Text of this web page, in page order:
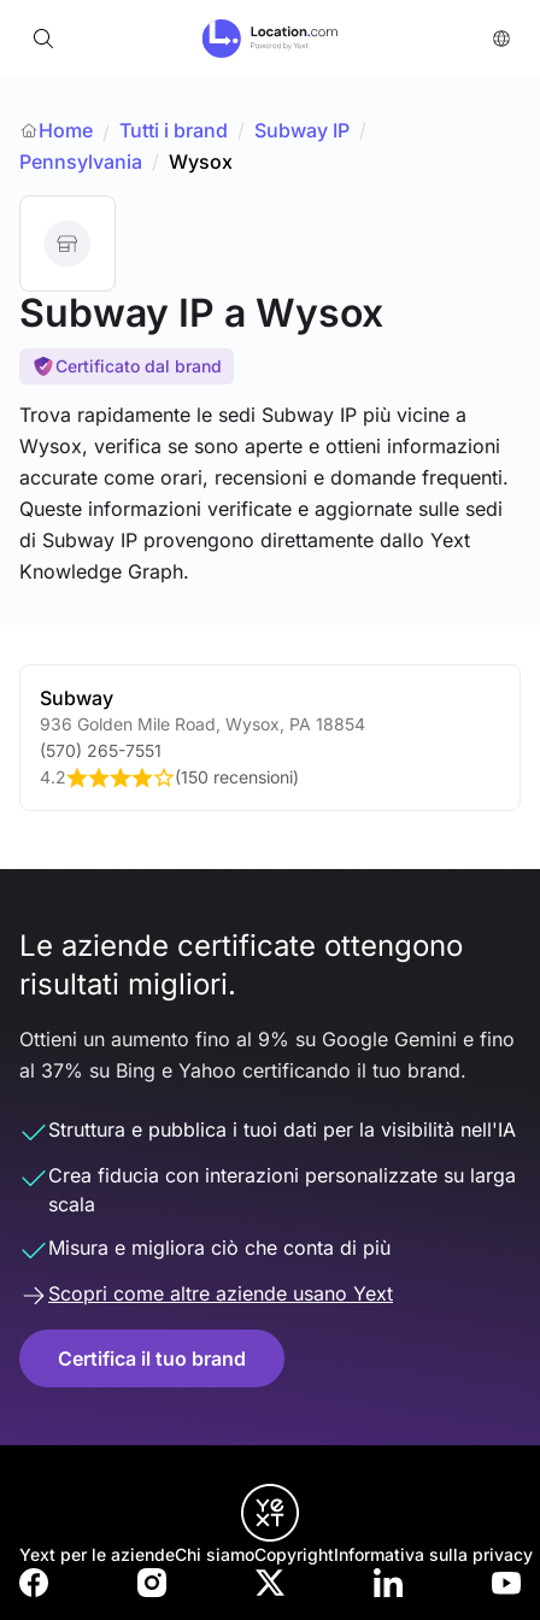
Home / Tutti i brand / Subway IP /
Pennsylvania / Wysox
Subway IP a Wysox
Certificato dal brand
Trova rapidamente le sedi Subway IP più vicine a
Wysox, verifica se sono aperte e ottieni informazioni
accurate come orari, recensioni e domande frequenti.
Queste informazioni verificate e aggiornate sulle sedi
di Subway IP provengono direttamente dallo Yext
Knowledge Graph.
Subway
936 Golden Mile Road Wysox PA 18854
(570) 265-7551
4.2
(150 recensioni)
Le aziende certificate ottengono
risultati migliori.
Ottieni un aumento fino al 9% su Google Gemini e fino
al 37% su Bing e Yahoo certificando il tuo brand.
Struttura e pubblica i tuoi dati per la visibilità nell'IA
Crea fiducia con interazioni personalizzate su larga
scala
Misura e migliora ciò che conta di più
Scopri come altre aziende usano Yext
Certifica il tuo brand
Yext per le aziendeChi siamoCopyrightInformativa sulla privacy